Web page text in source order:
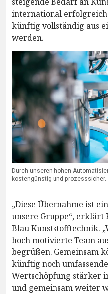
international
künftig vollständig aus
werden.
Durch unseren hohen
kostengünstig und prozesssicher.
„Diese Übernahme ist
unsere Gruppe“, erklärt
Blau Kunststofftechnik.
hoch motivierte Team
begrüßen. Gemeinsam
künftig noch
Wertschöpfung stärker
und gemeinsam weiter